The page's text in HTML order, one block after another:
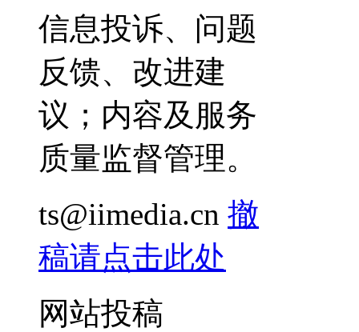
信息投诉、问题
反馈、改进建
议；内容及服务
质量监督管理。
ts@iimedia.cn 撤
稿请点击此处
网站投稿